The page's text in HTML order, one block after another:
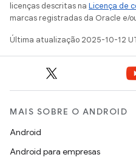
licenças descritas na Licença de
marcas registradas da Oracle e/
Última atualização 2025-10-12
MAIS SOBRE O ANDROID
Android
Android para empresas